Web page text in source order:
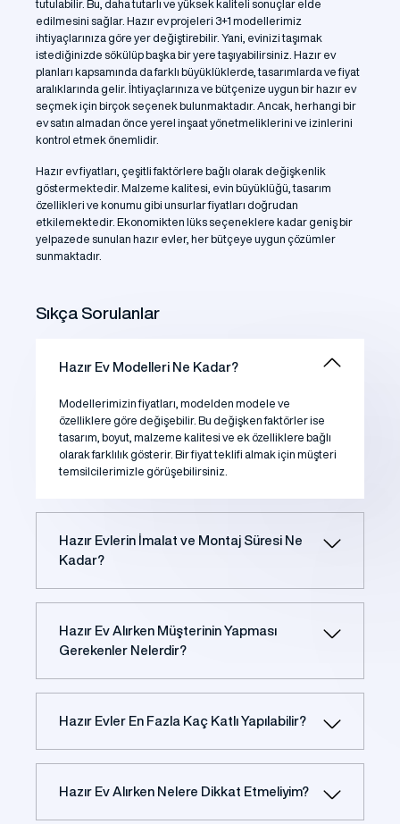
tutulabilir. Bu, daha tutarlı ve yüksek kaliteli sonuçlar elde
edilmesini sağlar. Hazır ev projeleri 3+1 modellerimiz
ihtiyaçlarınıza göre yer değiştirebilir. Yani, evinizi taşımak
istediğinizde sökülüp başka bir yere taşıyabilirsiniz. Hazır ev
planları kapsamında da farklı büyüklüklerde, tasarımlarda ve fiyat
aralıklarında gelir. İhtiyaçlarınıza ve bütçenize uygun bir hazır ev
seçmek için birçok seçenek bulunmaktadır. Ancak, herhangi bir
ev satın almadan önce yerel inşaat yönetmeliklerini ve izinlerini
kontrol etmek önemlidir.
Hazır ev fiyatları, çeşitli faktörlere bağlı olarak değişkenlik
göstermektedir. Malzeme kalitesi, evin büyüklüğü, tasarım
özellikleri ve konumu gibi unsurlar fiyatları doğrudan
etkilemektedir. Ekonomikten lüks seçeneklere kadar geniş bir
yelpazede sunulan hazır evler, her bütçeye uygun çözümler
sunmaktadır.
Sıkça Sorulanlar
Hazır Ev Modelleri Ne Kadar?
Modellerimizin fiyatları, modelden modele ve
özelliklere göre değişebilir. Bu değişken faktörler ise
tasarım, boyut, malzeme kalitesi ve ek özelliklere bağlı
olarak farklılık gösterir. Bir fiyat teklifi almak için müşteri
temsilcilerimizle görüşebilirsiniz.
Hazır Evlerin İmalat ve Montaj Süresi Ne
Kadar?
Hazır Ev Alırken Müşterinin Yapması
Gerekenler Nelerdir?
Hazır Evler En Fazla Kaç Katlı Yapılabilir?
Hazır Ev Alırken Nelere Dikkat Etmeliyim?